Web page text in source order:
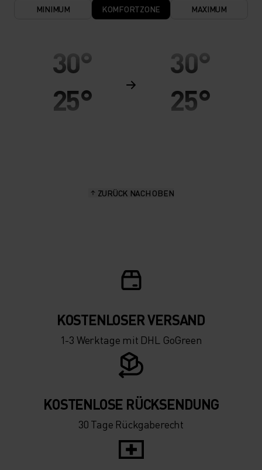
MINIMUM KOMFORTZONE MAXIMUM
30°
25°
-5°
-15°
-20°
30°
25°
-5°
-15°
-20°
ZURÜCK NACH OBEN
KOSTENLOSER VERSAND
1-3 Werktage mit DHL GoGreen
KOSTENLOSE RÜCKSENDUNG
30 Tage Rückgaberecht